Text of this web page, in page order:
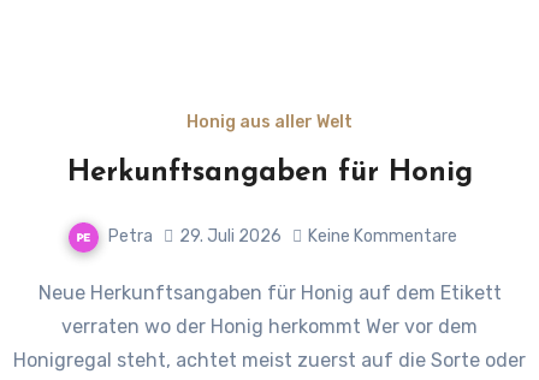
Honig aus aller Welt
Herkunftsangaben für Honig
Petra 29. Juli 2026 Keine Kommentare
Neue Herkunftsangaben für Honig auf dem Etikett
verraten wo der Honig herkommt Wer vor dem
Honigregal steht, achtet meist zuerst auf die Sorte oder